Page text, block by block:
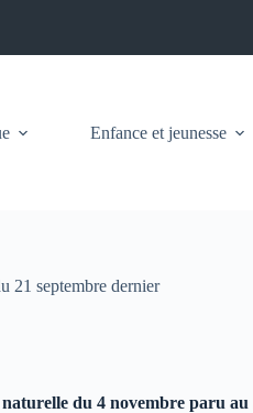
Enfance et jeunesse
21 septembre dernier
du 4 novembre paru au